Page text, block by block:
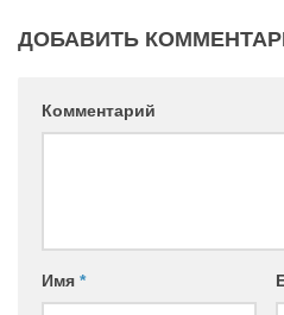
ДОБАВИТЬ
Комментарий
Имя *